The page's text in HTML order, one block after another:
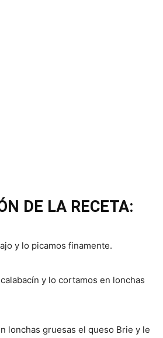
DE LA RECETA:
y lo picamos finamente.
y lo cortamos en lonchas
lonchas gruesas el queso Brie y le